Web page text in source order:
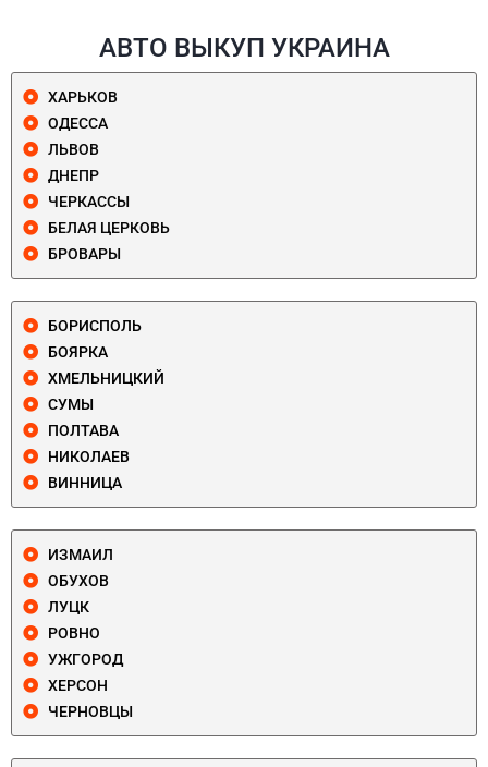
АВТО ВЫКУП УКРАИНА
ХАРЬКОВ
ОДЕССА
ЛЬВОВ
ДНЕПР
ЧЕРКАССЫ
БЕЛАЯ ЦЕРКОВЬ
БРОВАРЫ
БОРИСПОЛЬ
БОЯРКА
ХМЕЛЬНИЦКИЙ
СУМЫ
ПОЛТАВА
НИКОЛАЕВ
ВИННИЦА
ИЗМАИЛ
ОБУХОВ
ЛУЦК
РОВНО
УЖГОРОД
ХЕРСОН
ЧЕРНОВЦЫ